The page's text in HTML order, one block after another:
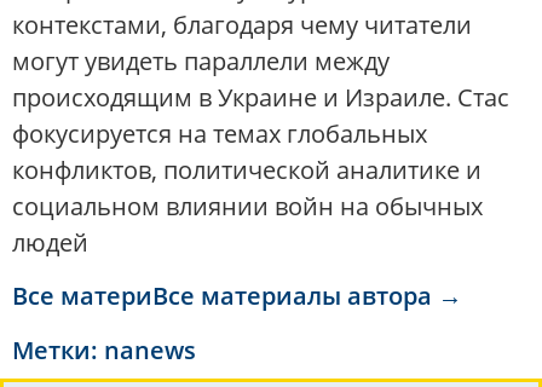
контекстами, благодаря чему читатели
могут увидеть параллели между
происходящим в Украине и Израиле. Стас
фокусируется на темах глобальных
конфликтов, политической аналитике и
социальном влиянии войн на обычных
людей
Все материВсе материалы автора →
Метки: nanews